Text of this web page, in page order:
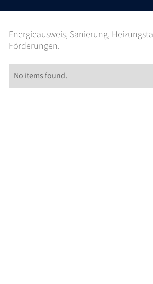
Energieausweis, Sanierung,
Förderungen.
No items found.